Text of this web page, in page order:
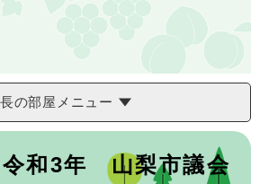
の部屋メニュー
令和3年 山梨市議会